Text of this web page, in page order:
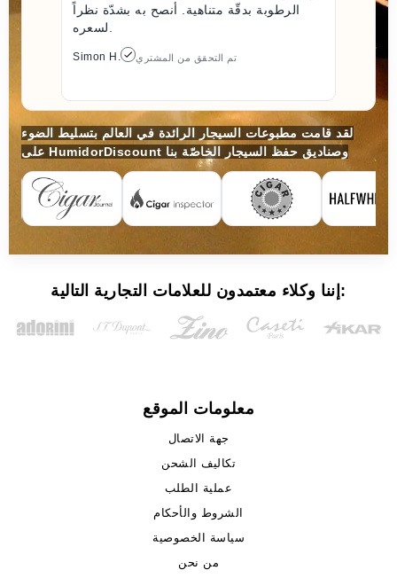
الرطوبة بدقّة متناهية. أنصح به بشدّة نظراً
Simon H. تم التحقق من المشتري
لقد قامت مطبوعات السيجار الرائدة في العالم بتسليط الضوء
على HumidorDiscount وصناديق حفظ السيجار الخاصّة بنا
إننا وكلاء معتمدون للعلامات التجارية التالية:
معلومات الموقع
جهة الاتصال
تكاليف الشحن
عملية الطلب
الشروط والأحكام
سياسة الخصوصية
من نحن